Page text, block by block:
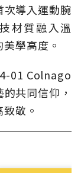
次導入運動腕
材質融入溫
學高度。
01 Colnago
共同信仰，
敬。